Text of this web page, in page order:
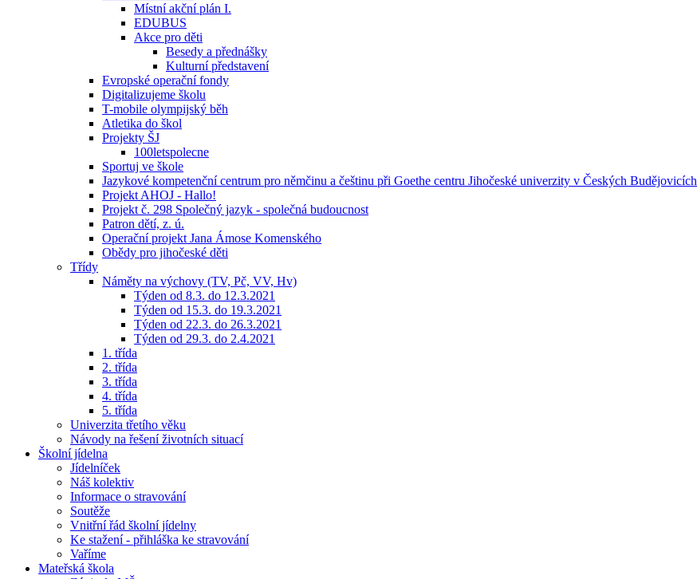
Místní akční plán I.
EDUBUS
Akce pro děti
Besedy a přednášky
Kulturní představení
Evropské operační fondy
Digitalizujeme školu
T-mobile olympijský běh
Atletika do škol
Projekty ŠJ
100letspolecne
Sportuj ve škole
Jazykové kompetenční centrum pro němčinu a češtinu při Goethe centru Jihočeské univerzity v Českých Budějovicích
Projekt AHOJ - Hallo!
Projekt č. 298 Společný jazyk - společná budoucnost
Patron dětí, z. ú.
Operační projekt Jana Ámose Komenského
Obědy pro jihočeské děti
Třídy
Náměty na výchovy (TV, Pč, VV, Hv)
Týden od 8.3. do 12.3.2021
Týden od 15.3. do 19.3.2021
Týden od 22.3. do 26.3.2021
Týden od 29.3. do 2.4.2021
1. třída
2. třída
3. třída
4. třída
5. třída
Univerzita třetího věku
Návody na řešení životních situací
Školní jídelna
Jídelníček
Náš kolektiv
Informace o stravování
Soutěže
Vnitřní řád školní jídelny
Ke stažení - přihláška ke stravování
Vaříme
Mateřská škola